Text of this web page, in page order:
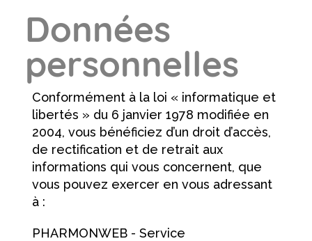
Données
personnelles
Conformément à la loi « informatique et
libertés » du 6 janvier 1978 modifiée en
2004, vous bénéficiez d’un droit d’accès,
de rectification et de retrait aux
informations qui vous concernent, que
vous pouvez exercer en vous adressant
à :
PHARMONWEB - Service